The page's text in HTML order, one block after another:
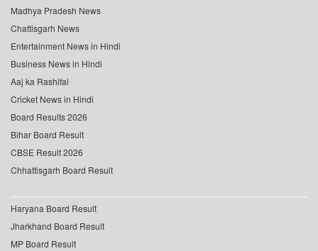
Madhya Pradesh News
Chattisgarh News
Entertainment News in Hindi
Business News in Hindi
Aaj ka Rashifal
Cricket News in Hindi
Board Results 2026
Bihar Board Result
CBSE Result 2026
Chhattisgarh Board Result
Haryana Board Result
Jharkhand Board Result
MP Board Result